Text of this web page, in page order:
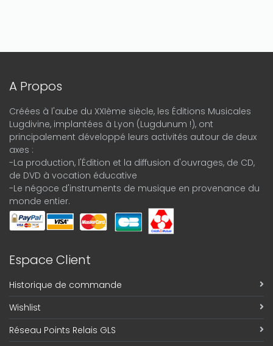
A Propos
Créées à l'aube du XXIème siècle, les Éditions Musicales
Lugdivine, implantées à Lyon (Lugdunum !), ont
principalement développé leurs activités autour de deux
axes :
-La production, l'Édition et la diffusion d'ouvrages, de CD,
de DVD à vocation éducative
-Le négoce d'instruments de musique en provenance du
monde entier.
Espace Client
Historique de commande
Wishlist
Réseau Points Relais GLS